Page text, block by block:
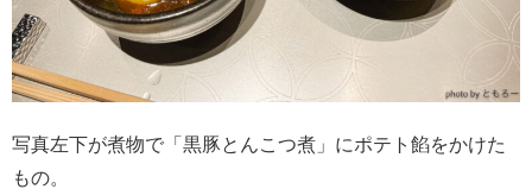
写真左下が煮物で「黒豚とんこつ煮」にポテト餡をかけた
もの。